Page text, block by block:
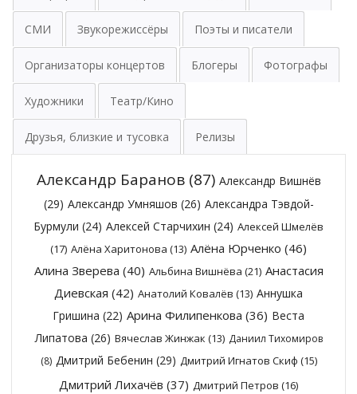
СМИ Звукорежиссёры Поэты и писатели
Организаторы концертов Блогеры Фотографы
Художники Театр/Кино
Друзья, близкие и тусовка Релизы
Александр Баранов(87) Александр Вишнёв
(29) Александр Умняшов (26) Александра Тэвдой-
Бурмули (24) Алексей Старчихин (24) Алексей Шмелёв
(17) Алёна Харитонова (13) Алёна Юрченко (46)
Алина Зверева (40) Альбина Вишнёва (21) Анастасия
Диевская (42) Анатолий Ковалёв (13) Аннушка
Гришина (22) Арина Филипенкова (36) Веста
Липатова (26) Вячеслав Жинжак (13) Даниил Тихомиров
(8) Дмитрий Бебенин (29) Дмитрий Игнатов Скиф (15)
Дмитрий Лихачёв (37) Дмитрий Петров (16)